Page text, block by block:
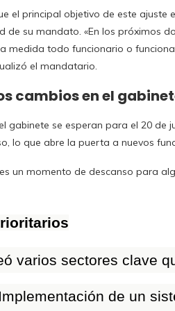
el principal objetivo de este
de su mandato. «En los próximos
medida todo funcionario o
el mandatario.
cambios en el
gabinete se esperan para el 20
lo que abre la puerta a nuevos
un momento de descanso para
varios sectores clave
de un